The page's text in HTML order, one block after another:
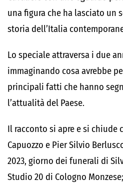
una figura che ha lasciato un
storia dell’Italia
Lo speciale attraversa i due
immaginando cosa avrebbe
principali fatti che hanno
l’attualità del Paese.
Il racconto si apre e si chiude
Capuozzo e Pier Silvio
2023, giorno dei funerali di
Studio 20 di Cologno